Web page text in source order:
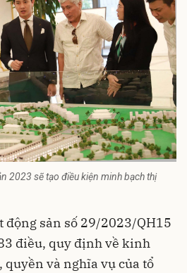
2023 sẽ tạo điều kiện minh bạch thị
động sản số 29/2023/QH15
điều, quy định về kinh
quyền và nghĩa vụ của tổ